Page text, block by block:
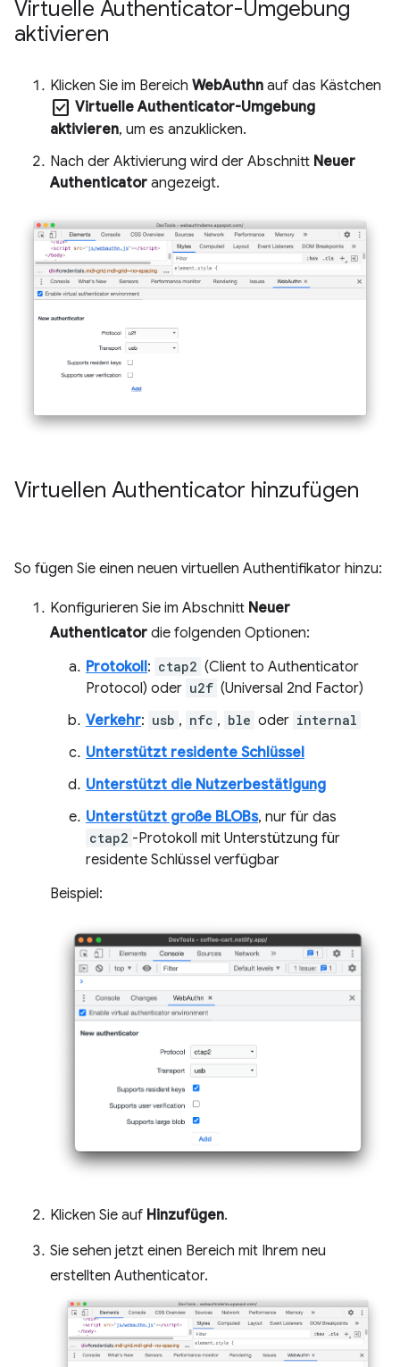
Virtuelle Authenticator-Umgebung
aktivieren
Klicken Sie im Bereich WebAuthn auf das Kästchen
check_box Virtuelle Authenticator-Umgebung
aktivieren, um es anzuklicken.
Nach der Aktivierung wird der Abschnitt Neuer
Authenticator angezeigt.
Virtuellen Authenticator hinzufügen
So fügen Sie einen neuen virtuellen Authentifikator hinzu:
Konfigurieren Sie im Abschnitt Neuer
Authenticator die folgenden Optionen:
Protokoll: ctap2 (Client to Authenticator
Protocol) oder u2f (Universal 2nd Factor)
Verkehr: usb , nfc , ble oder internal
Unterstützt residente Schlüssel
Unterstützt die Nutzerbestätigung
Unterstützt große BLOBs, nur für das
ctap2 -Protokoll mit Unterstützung für
residente Schlüssel verfügbar
Beispiel:
Klicken Sie auf Hinzufügen.
Sie sehen jetzt einen Bereich mit Ihrem neu
erstellten Authenticator.